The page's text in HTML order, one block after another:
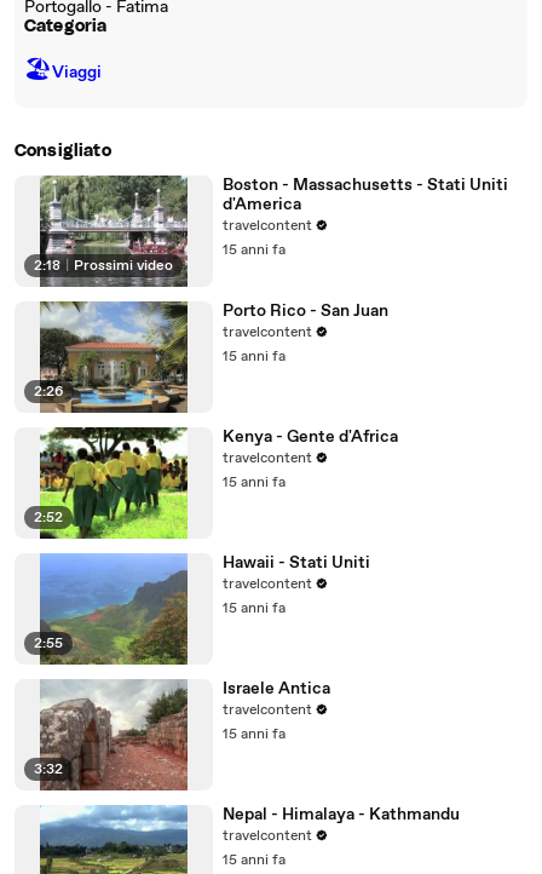
Portogallo - Fatima
Categoria
🏖Viaggi
Consigliato
2:18 Prossimi video
Boston - Massachusetts - Stati Uniti
d'America
travelcontent
15 anni fa
2:26
Porto Rico - San Juan
travelcontent
15 anni fa
2:52
Kenya - Gente d'Africa
travelcontent
15 anni fa
2:55
Hawaii - Stati Uniti
travelcontent
15 anni fa
3:32
Israele Antica
travelcontent
15 anni fa
Nepal - Himalaya - Kathmandu
travelcontent
15 anni fa